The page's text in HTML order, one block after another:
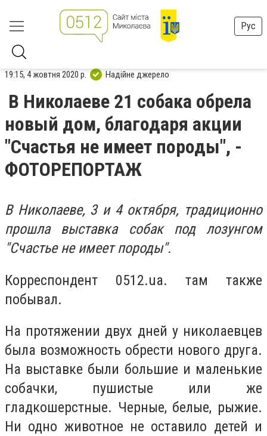
Рус
19:15, 4 жовтня 2020 р. Надійне джерело
В Николаеве 21 собака обрела
новый дом, благодаря акции
"Счастья не имеет породы", -
ФОТОРЕПОРТАЖ
В Николаеве, 3 и 4 октября, традиционно
прошла выставка собак под лозунгом
"Счастье не имеет породы".
Корреспондент 0512.ua. там также
побывал.
На протяжении двух дней у николаевцев
была возможность обрести нового друга.
На выставке были большие и маленькие
собачки, пушистые или же
гладкошерстные. Черные, белые, рыжие.
Ни одно животное не оставило детей и